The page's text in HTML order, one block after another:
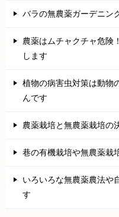
バラの無農薬ガーデニン
農薬はムチャクチャ危険
します
植物の病害虫対策は動物
んです
農薬栽培と無農薬栽培の
巷の有機栽培や無農薬栽
いろいろな無農薬農法や
す